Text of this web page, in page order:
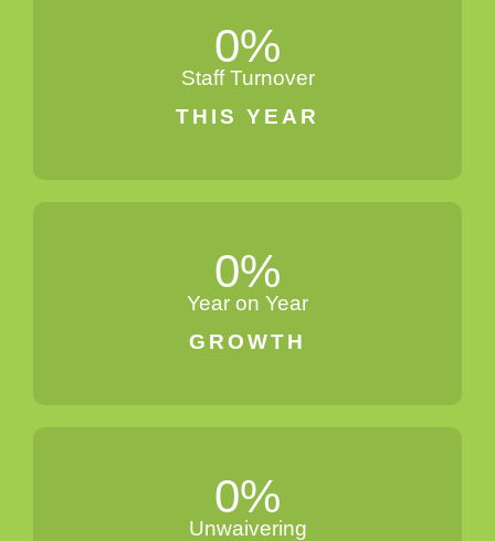
0%
Staff Turnover
THIS YEAR
0%
Year on Year
GROWTH
0%
Unwaivering